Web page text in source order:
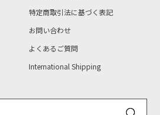
特定商取引法に基づく表記
お問い合わせ
よくあるご質問
International Shipping